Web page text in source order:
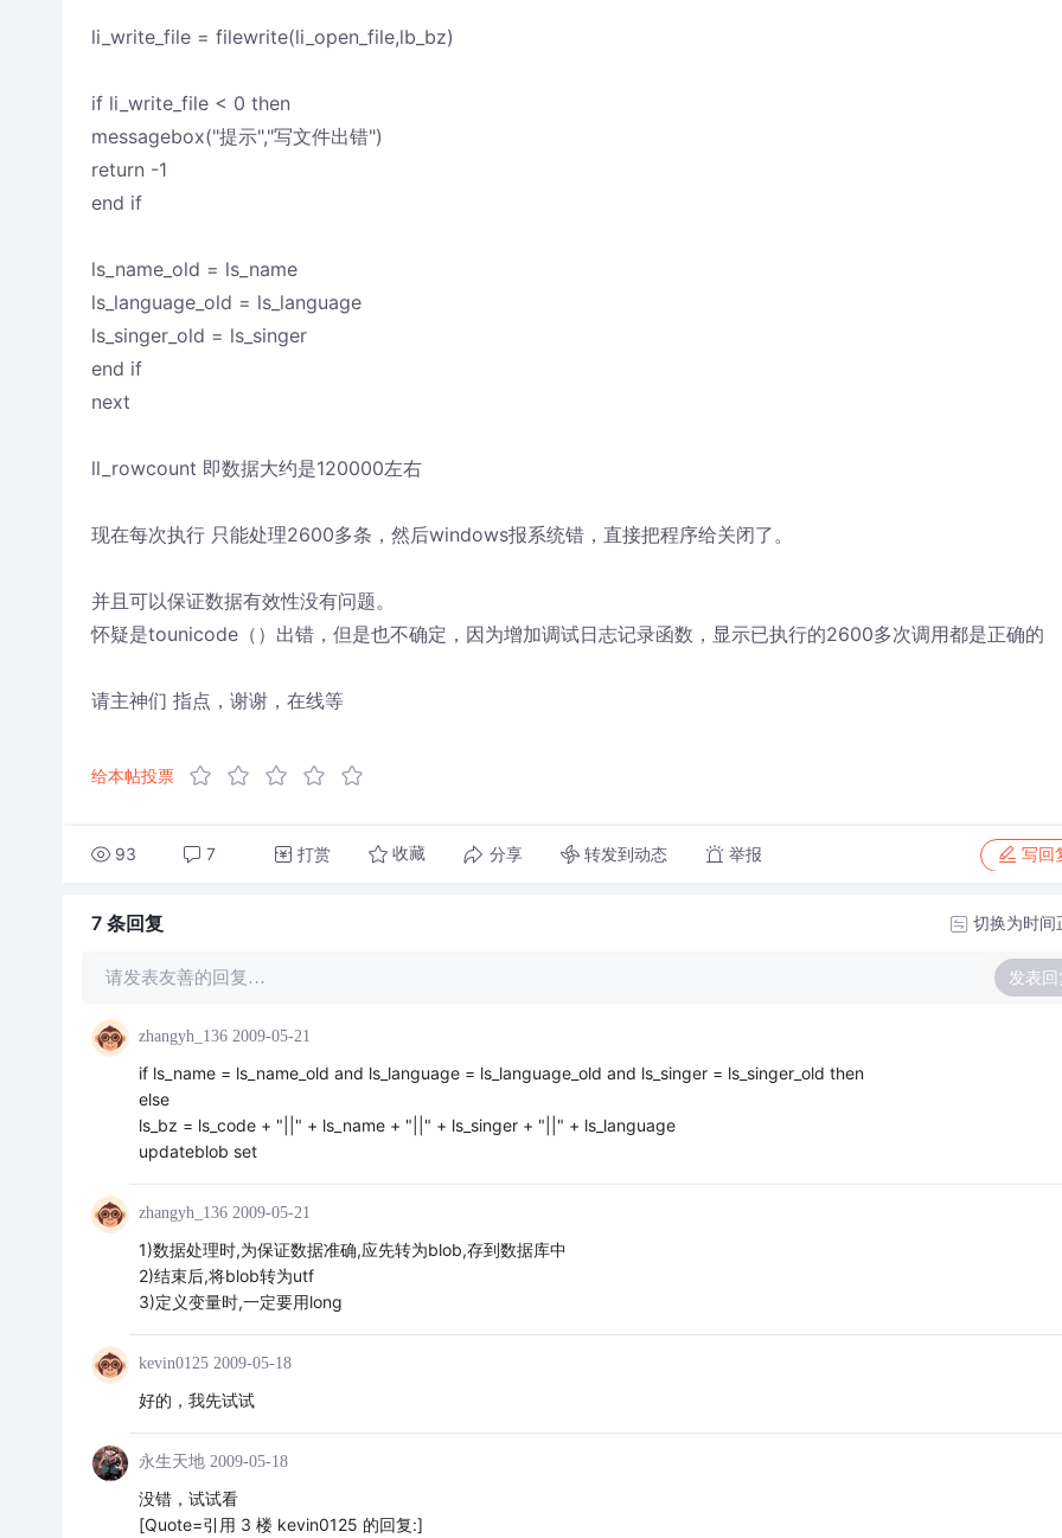
li_write_file = filewrite(li_open_file,lb_bz)
if li_write_file < 0 then
messagebox("提示","写文件出错")
return -1
end if
ls_name_old = ls_name
ls_language_old = ls_language
ls_singer_old = ls_singer
end if
next
ll_rowcount 即数据大约是120000左右
现在每次执行 只能处理2600多条，然后windows报系统错，直接把程序给关闭了。
并且可以保证数据有效性没有问题。
怀疑是tounicode（）出错，但是也不确定，因为增加调试日志记录函数，显示已执行的2600多次调用都是正确的
请主神们 指点，谢谢，在线等
给本帖投票
93 7 打赏 收藏 分享 转发到动态 举报 写回
7 条回复 切换为时间
请发表友善的回复… 发表回
zhangyh_136 2009-05-21
if ls_name = ls_name_old and ls_language = ls_language_old and ls_singer = ls_singer_old then
else
ls_bz = ls_code + "||" + ls_name + "||" + ls_singer + "||" + ls_language
updateblob set
zhangyh_136 2009-05-21
1)数据处理时,为保证数据准确,应先转为blob,存到数据库中
2)结束后,将blob转为utf
3)定义变量时,一定要用long
kevin0125 2009-05-18
好的，我先试试
永生天地 2009-05-18
没错，试试看
[Quote=引用 3 楼 kevin0125 的回复:]